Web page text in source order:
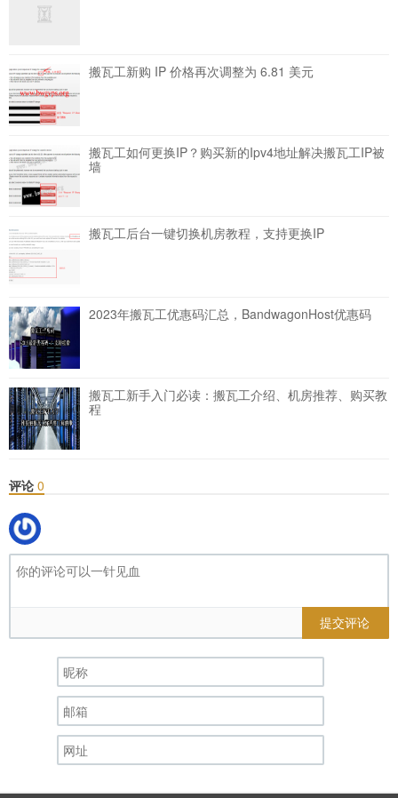
搬瓦工新购 IP 价格再次调整为 6.81 美元
搬瓦工如何更换IP？购买新的Ipv4地址解决搬瓦工IP被
墙
搬瓦工后台一键切换机房教程，支持更换IP
2023年搬瓦工优惠码汇总，BandwagonHost优惠码
搬瓦工新手入门必读：搬瓦工介绍、机房推荐、购买教
程
评论 0
提交评论